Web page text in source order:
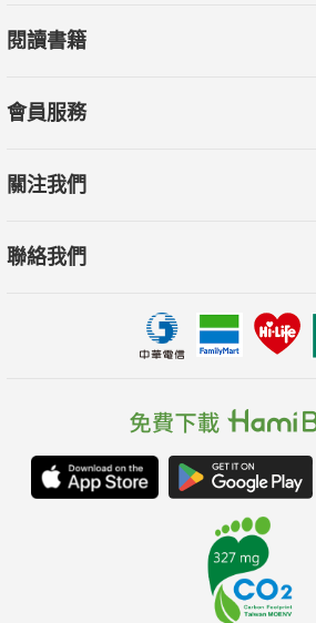
閱讀書籍
會員服務
關注我們
聯絡我們